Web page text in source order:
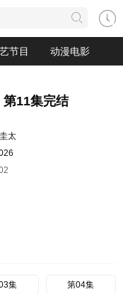
节目 动漫电影
第11集完结
太
集 第04集